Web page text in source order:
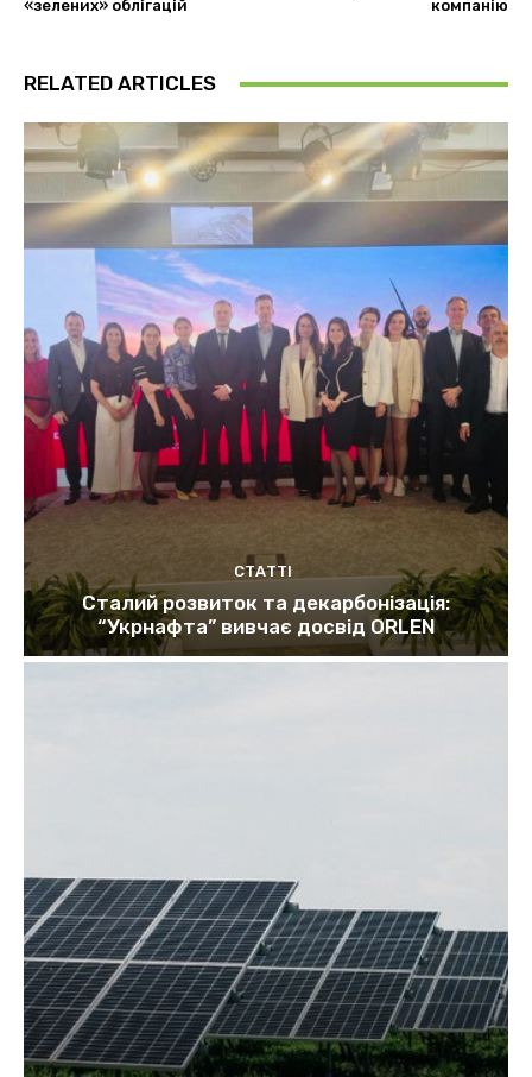
«зелених» облігацій
компанію
RELATED ARTICLES
СТАТТІ
Сталий розвиток та декарбонізація:
“Укрнафта” вивчає досвід ORLEN